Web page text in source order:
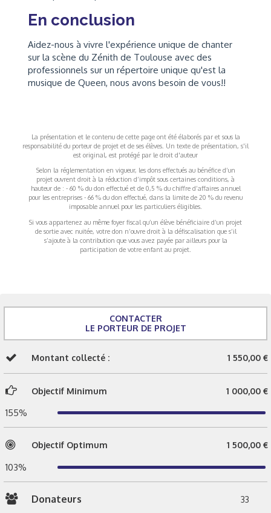
En conclusion
Aidez-nous à vivre l'expérience unique de chanter
sur la scène du Zénith de Toulouse avec des
professionnels sur un répertoire unique qu'est la
musique de Queen, nous avons besoin de vous!!
La présentation et le contenu de cette page ont été élaborés par et sous la
responsabilité du porteur de projet et de ses élèves. Un texte de présentation, s'il
est original, est protégé par le droit d'auteur
Selon la réglementation en vigueur, les dons effectués au bénéfice d’un
projet ouvrent droit à la réduction d’impôt sous certaines conditions, à
hauteur de : - 60 % du don effectué et de 0,5 % du chiffre d’affaires annuel
pour les entreprises - 66 % du don effectué, dans la limite de 20 % du revenu
imposable annuel pour les particuliers éligibles.
Si vous appartenez au même foyer fiscal qu’un élève bénéficiaire d’un projet
de sortie avec nuitée, votre don n’ouvre droit à la défiscalisation que s’il
s’ajoute à la contribution que vous avez payée par ailleurs pour la
participation de votre enfant au projet.
CONTACTER
LE PORTEUR DE PROJET
Montant collecté : 1 550,00 €
Objectif Minimum 1 000,00 €
155%
Objectif Optimum 1 500,00 €
103%
Donateurs 33